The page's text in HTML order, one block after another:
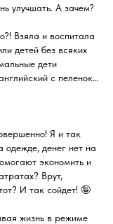
улучшать. А зачем?
Взяла и воспитала
детей без всяких
дети
с пеленок…
Я и так
денег нет на
экономить и
Врут,
И так сойдет! 🤪
жизнь в режиме